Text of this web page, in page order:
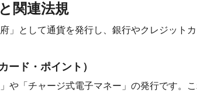
関連法規
」として通貨を発行し、銀行やクレジット
ド・ポイント）
や「チャージ式電子マネー」の発行です。